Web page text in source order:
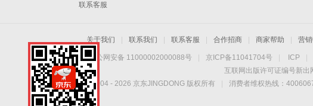
联系客服
关于我们 联系我们 联系客服 合作招商 商家帮助 营
京公网安备 11000002000088号 京ICP备11041704号 ICP
互联网出版许可证编号新出
Copyright © 2004 - 2026 京东JINGDONG 版权所有 消费者维权热线：